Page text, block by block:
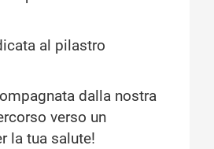
al pilastro
dalla nostra
verso un
la tua salute!